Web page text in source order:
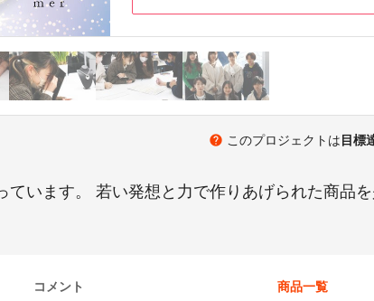
help このプロジェクトは 目標
います。 若い発想と力で作りあげられた商品
コメント 商品一覧